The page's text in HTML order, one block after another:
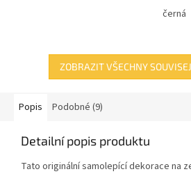
černá
ZOBRAZIT VŠECHNY
Popis Podobné (9)
Detailní popis produktu
Tato originální samolepící dekorace na